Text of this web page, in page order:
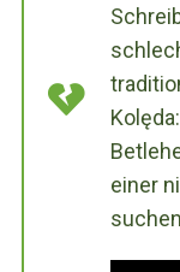
einer